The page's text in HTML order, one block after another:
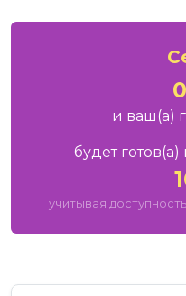
и ваш(а)
будет готов(а)
учитывая